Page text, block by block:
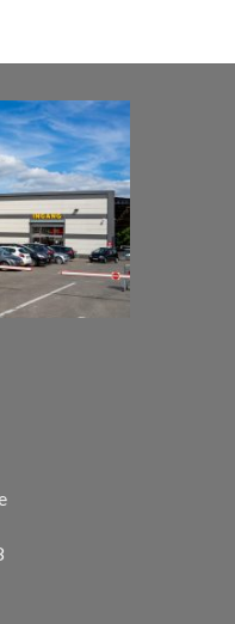
1.650,00.